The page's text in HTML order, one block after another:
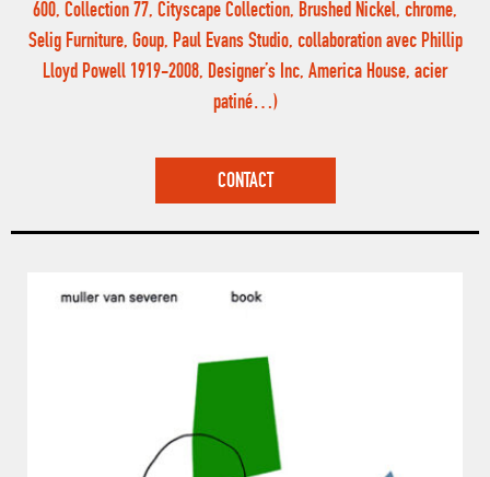
600, Collection 77, Cityscape Collection, Brushed Nickel, chrome,
Selig Furniture, Goup, Paul Evans Studio, collaboration avec Phillip
Lloyd Powell 1919-2008, Designer’s Inc, America House, acier
patiné…)
CONTACT